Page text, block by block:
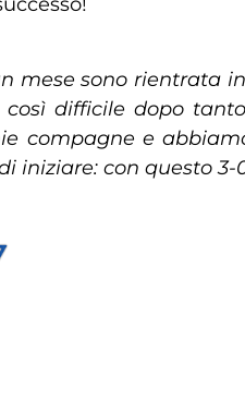
sono rientrata
difficile dopo
compagne e
con questo 3-